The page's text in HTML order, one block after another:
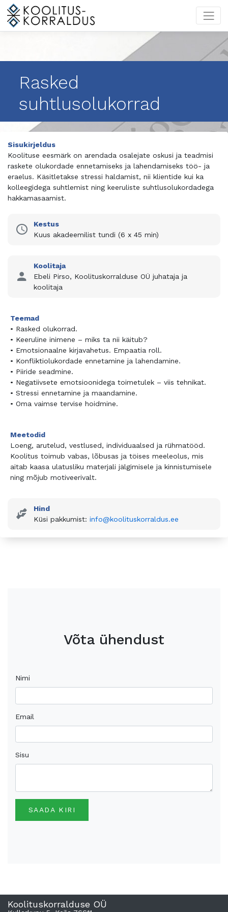
Rasked
suhtlusolukorrad
Sisukirjeldus
Koolituse eesmärk on arendada osalejate oskusi ja teadmisi
raskete olukordade ennetamiseks ja lahendamiseks töö- ja
eraelus. Käsitletakse stressi haldamist, nii klientide kui ka
kolleegidega suhtlemist ning keeruliste suhtlusolukordadega
hakkamasaamist.
Kestus
Kuus akadeemilist tundi (6 x 45 min)
Koolitaja
Ebeli Pirso, Koolituskorralduse OÜ juhataja ja
koolitaja
Teemad
• Rasked olukorrad.
• Keeruline inimene – miks ta nii käitub?
• Emotsionaalne kirjavahetus. Empaatia roll.
• Konfliktiolukordade ennetamine ja lahendamine.
• Piiride seadmine.
• Negatiivsete emotsioonidega toimetulek – viis tehnikat.
• Stressi ennetamine ja maandamine.
• Oma vaimse tervise hoidmine.
Meetodid
Loeng, arutelud, vestlused, individuaalsed ja rühmatööd.
Koolitus toimub vabas, lõbusas ja töises meeleolus, mis
aitab kaasa ulatusliku materjali jälgimisele ja kinnistumisele
ning mõjub motiveerivalt.
Hind
Küsi pakkumist: info@koolituskorraldus.ee
Võta ühendust
Nimi
Email
Sisu
SAADA KIRI
Koolituskorralduse OÜ